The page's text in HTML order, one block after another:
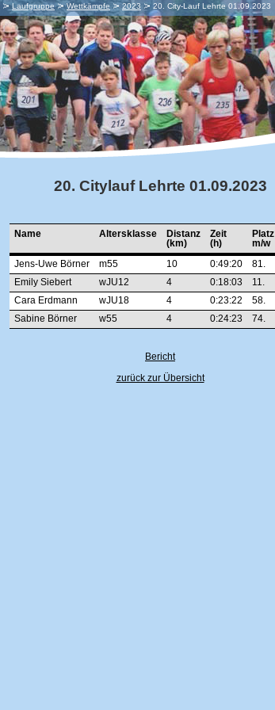
Laufgruppe Wettkämpfe 2023 20. City-Lauf Lehrte 01.09.2023
20. Citylauf Lehrte 01.09.2023
Name Altersklasse
Distanz
(km)
Zeit
(h)
Platz
m/w
Jens-Uwe Börner
m55 10 0:49:20 81.
Emily Siebert
wJU12 4 0:18:03 11.
Cara Erdmann
wJU18 4 0:23:22 58.
Sabine Börner
w55 4 0:24:23 74.
Bericht
zurück zur Übersicht